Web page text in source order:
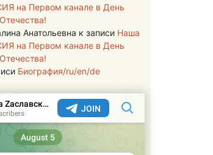
на Первом канале в День
Анатольевна к записи Наша
на Первом канале в День
Биография/ru/en/de